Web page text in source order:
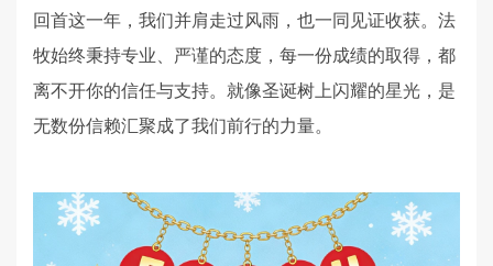
回首这一年，我们并肩走过风雨，也一同见证收获。法
牧始终秉持专业、严谨的态度，每一份成绩的取得，都
离不开你的信任与支持。就像圣诞树上闪耀的星光，是
无数份信赖汇聚成了我们前行的力量。